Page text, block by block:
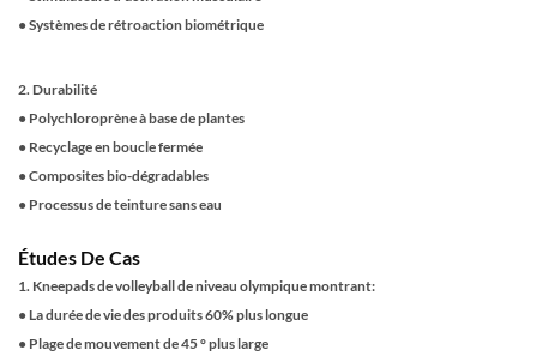
●Systèmes de rétroaction biométrique
2. Durabilité
● Polychloroprène à base de plantes
● Recyclage en boucle fermée
●Composites bio-dégradables
● Processus de teinture sans eau
Études De Cas
1. Kneepads de volleyball de niveau olympique montrant:
● La durée de vie des produits 60% plus longue
● Plage de mouvement de 45 ° plus large